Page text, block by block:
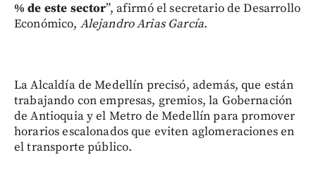
% de este sector”, afirmó el secretario de Desarrollo
Económico, Alejandro Arias García.
La Alcaldía de Medellín precisó, además, que están
trabajando con empresas, gremios, la Gobernación
de Antioquia y el Metro de Medellín para promover
horarios escalonados que eviten aglomeraciones en
el transporte público.